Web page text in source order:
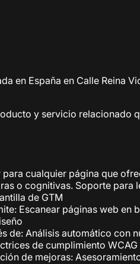
en España en Calle Reina
y servicio relacionado
cualquier página que
o cognitivas. Soporte
de GTM
Escanear páginas web
de: Análisis automático con
de cumplimiento
de mejoras: